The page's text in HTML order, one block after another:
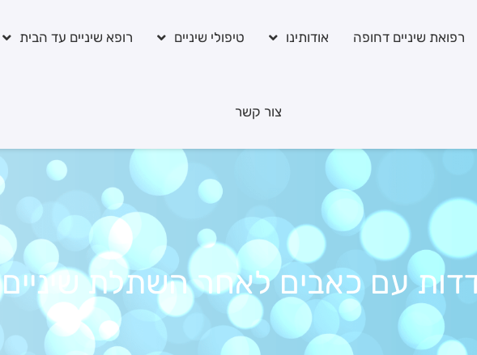
רפואת שיניים דחופה אודותינו טיפולי שיניים רופא שיניים עד הבית
צור קשר
עם כאבים לאחר השתלת שיניים